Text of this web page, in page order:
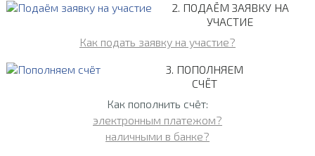
2. ПОДАЁМ ЗАЯВКУ НА
УЧАСТИЕ
Как подать заявку на участие?
3. ПОПОЛНЯЕМ
СЧЁТ
Как пополнить счёт:
электронным платежом?
наличными в банке?